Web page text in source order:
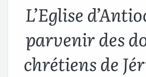
L’Eglise
parvenir des
chrétiens de